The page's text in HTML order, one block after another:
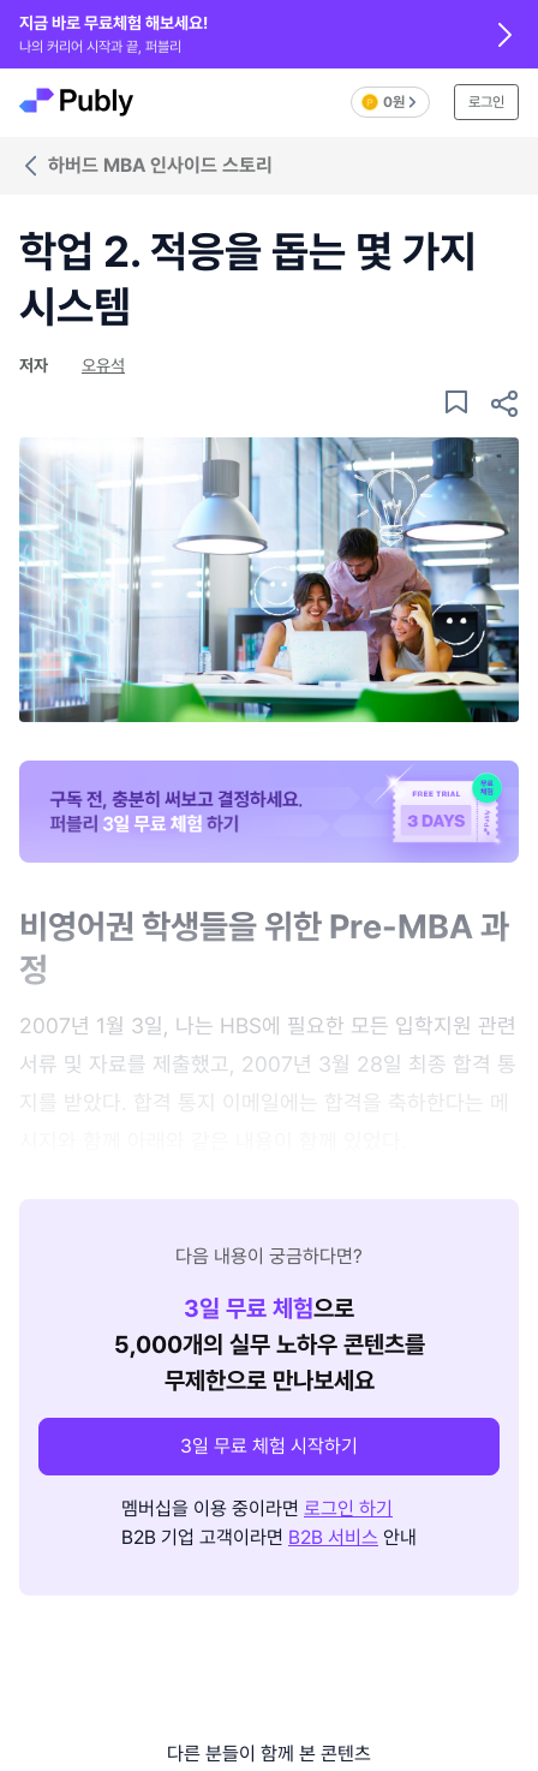
지금 바로 무료체험 해보세요!
나의 커리어 시작과 끝, 퍼블리
0원 로그인
하버드 MBA 인사이드 스토리
학업 2. 적응을 돕는 몇 가지
시스템
저자 오유석
비영어권 학생들을 위한 Pre-MBA 과
정
2007년 1월 3일, 나는 HBS에 필요한 모든 입학지원 관련
서류 및 자료를 제출했고, 2007년 3월 28일 최종 합격 통
지를 받았다. 합격 통지 이메일에는 합격을 축하한다는 메
다음 내용이 궁금하다면?
3일 무료 체험으로
5,000개의 실무 노하우 콘텐츠를
무제한으로 만나보세요
3일 무료 체험 시작하기
멤버십을 이용 중이라면 로그인 하기
B2B 기업 고객이라면 B2B 서비스 안내
다른 분들이 함께 본 콘텐츠